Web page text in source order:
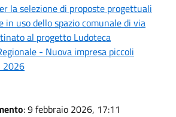
la selezione di proposte progettuali
in uso dello spazio comunale di via
al progetto Ludoteca
- Nuova impresa piccoli
2026
: 9 febbraio 2026, 17:11